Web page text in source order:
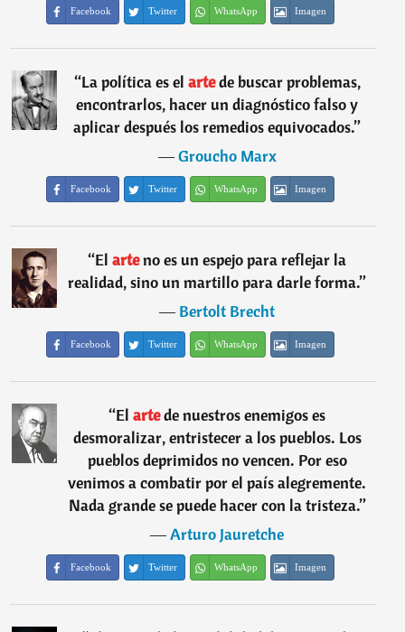
Facebook Twitter WhatsApp Imagen
“La política es el artede buscar problemas,
encontrarlos, hacer un diagnóstico falso y
aplicar después los remedios equivocados.”
―Groucho Marx
Facebook Twitter WhatsApp Imagen
“El arteno es un espejo para reflejar la
realidad, sino un martillo para darle forma.”
―Bertolt Brecht
Facebook Twitter WhatsApp Imagen
“El artede nuestros enemigos es
desmoralizar, entristecer a los pueblos. Los
pueblos deprimidos no vencen. Por eso
venimos a combatir por el país alegremente.
Nada grande se puede hacer con la tristeza.”
―Arturo Jauretche
Facebook Twitter WhatsApp Imagen